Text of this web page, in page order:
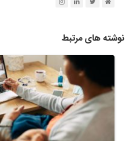
نوشته های مرتبط